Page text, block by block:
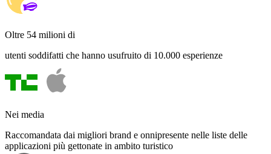
Oltre 54 milioni di
utenti soddifatti che hanno usufruito di 10.000 esperienze
Nei media
Raccomandata dai migliori brand e onnipresente nelle liste delle
applicazioni più gettonate in ambito turistico